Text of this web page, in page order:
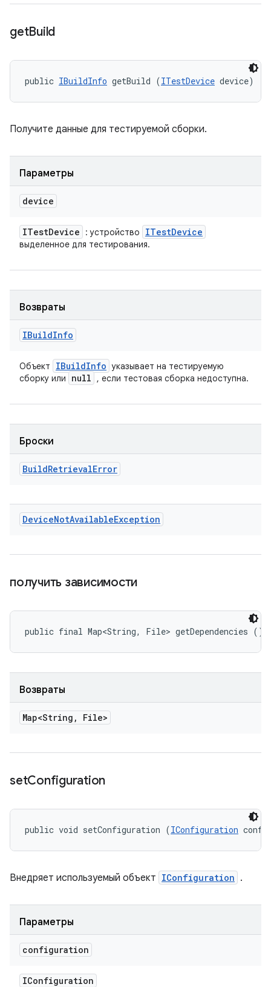
getBuild
public IBuildInfo getBuild (ITestDevice device)
Получите данные для тестируемой сборки.
Параметры
device
ITestDevice : устройство ITestDevice
выделенное для тестирования.
Возвраты
IBuildInfo
Объект IBuildInfo указывает на тестируемую
сборку или
null , если тестовая сборка недоступна.
Броски
BuildRetrievalError
DeviceNotAvailableException
получить зависимости
public final Map<String, File> getDependencies ()
Возвраты
Map<String , File>
setConfiguration
public void setConfiguration (IConfiguration
Внедряет используемый объект IConfiguration .
Параметры
configuration
IConfiguration